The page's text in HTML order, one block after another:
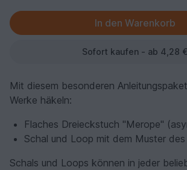
Sofort kaufen - ab 4,28 €
Mit diesem besonderen
Werke häkeln:
Flaches Dreieckstuch "Merope"
Schal und Loop mit dem Muster
Schals und Loops können in jeder